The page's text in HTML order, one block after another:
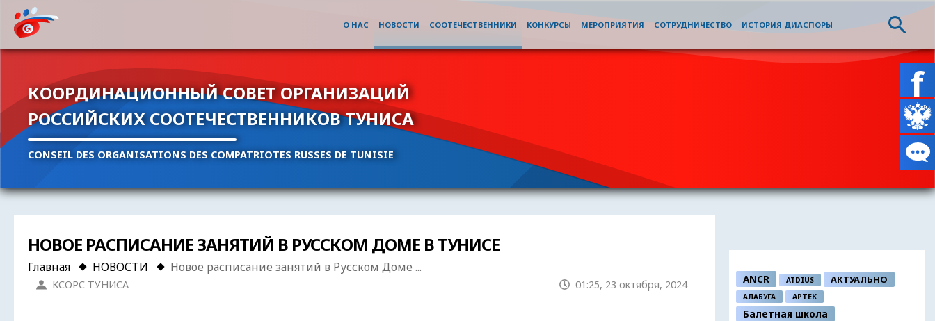
КООРДИНАЦИОННЫЙ СОВЕТ ОРГАНИЗАЦИЙ
РОССИЙСКИХ СООТЕЧЕСТВЕННИКОВ ТУНИСА
CONSEIL DES ORGANISATIONS DES COMPATRIOTES RUSSES DE TUNISIE
О НАС НОВОСТИ СООТЕЧЕСТВЕННИКИ КОНКУРСЫ МЕРОПРИЯТИЯ СОТРУДНИЧЕСТВО ИСТОРИЯ ДИАСПОРЫ
НОВОЕ РАСПИСАНИЕ ЗАНЯТИЙ В РУССКОМ ДОМЕ В ТУНИСЕ
Главная НОВОСТИ Новое расписание занятий в Русском Доме ...
КСОРС ТУНИСА 01:25, 23 октября, 2024 ANCR ATDIUS АКТУАЛЬНО
АЛАБУГА АРТЕК
Балетная школа